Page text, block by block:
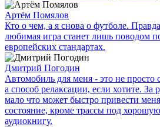
Артём Помялов
Кто о чем, а я снова о футболе.
любимая игра станет лишь поводом
европейских стандартах.
Дмитрий Погодин
Автомобиль для меня - это не просто
а способ релаксации, если хотите. За
мало что может быстро привести
состояние, кроме трассы под
аудиокнигу.